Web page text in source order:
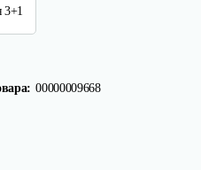
3+1
00000009668